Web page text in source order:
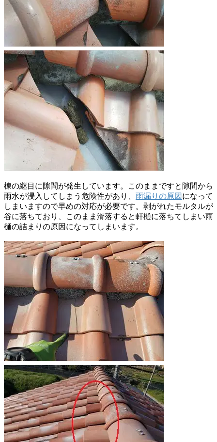
棟の継目に隙間が発生しています。このままですと隙間から
雨水が浸入してしまう危険性があり、 雨漏りの原因 になって
しまいますので早めの対応が必要です。剥がれたモルタルが
谷に落ちており、このまま滑落すると軒樋に落ちてしまい雨
樋の詰まりの原因になってしまいます。